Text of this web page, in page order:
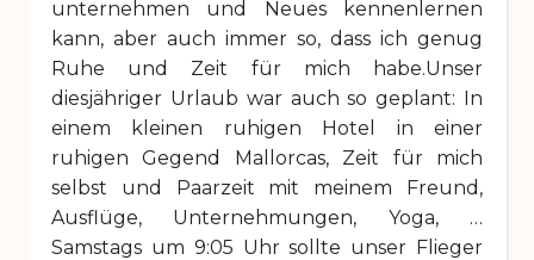
unternehmen und Neues kennenlernen
kann, aber auch immer so, dass ich genug
Ruhe und Zeit für mich habe.Unser
diesjähriger Urlaub war auch so geplant: In
einem kleinen ruhigen Hotel in einer
ruhigen Gegend Mallorcas, Zeit für mich
selbst und Paarzeit mit meinem Freund,
Ausflüge, Unternehmungen, Yoga, …
Samstags um 9:05 Uhr sollte unser Flieger